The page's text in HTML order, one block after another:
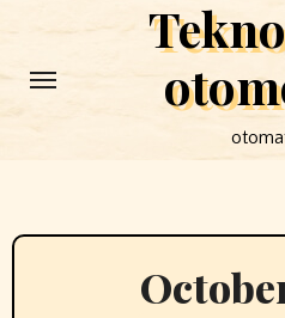
content